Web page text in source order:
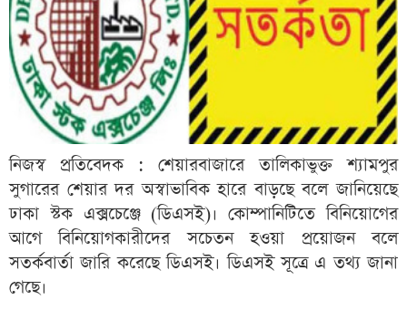
নিজস্ব প্রতিবেদক : শেয়ারবাজারে তালিকাভুক্ত শ্যামপুর
সুগারের শেয়ার দর অস্বাভাবিক হারে বাড়ছে বলে জানিয়েছে
ঢাকা স্টক এক্সচেঞ্জে (ডিএসই)। কোম্পানিটিতে বিনিয়োগের
আগে বিনিয়োগকারীদের সচেতন হওয়া প্রয়োজন বলে
সতর্কবার্তা জারি করেছে ডিএসই। ডিএসই সূত্রে এ তথ্য জানা
গেছে।